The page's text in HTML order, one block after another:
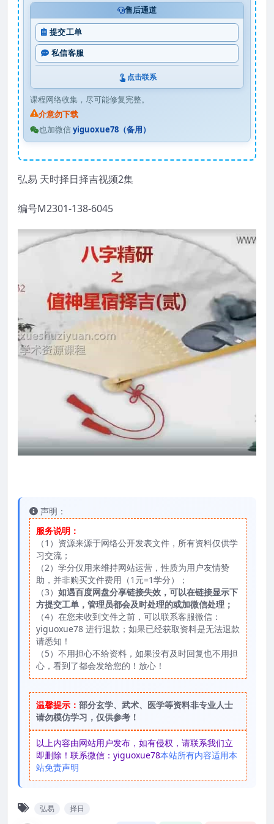
售后通道
提交工单
私信客服
点击联系
课程网络收集，尽可能修复完整。
介意勿下载
也加微信yiguoxue78（备用）
弘易 天时择日择吉视频2集
编号M2301-138-6045
声明：
服务说明：
（1）资源来源于网络公开发表文件，所有资料仅供学
习交流；
（2）学分仅用来维持网站运营，性质为用户友情赞
助，并非购买文件费用（1元=1学分）；
（3） 如遇百度网盘分享链接失效，可以在链接显示下
方提交工单，管理员都会及时处理的或加微信处理；
（4）在您未收到文件之前，可以联系客服微信：
yiguoxue78 进行退款；如果已经获取资料是无法退款
请悉知！
（5）不用担心不给资料，如果没有及时回复也不用担
心，看到了都会发给您的！放心！
温馨提示： 部分玄学、武术、医学等资料非专业人士
请勿模仿学习，仅供参考！
以上内容由网站用户发布，如有侵权，请联系我们立
即删除！联系微信：yiguoxue78本站所有内容适用本
站免责声明
弘易 择日